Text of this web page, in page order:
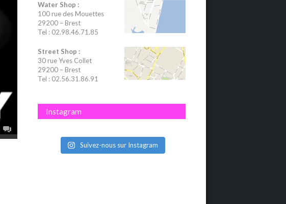
Water Shop :
100 rue des Mouettes
29200 – Brest
Tel : 02.98.46.71.85
Street Shop :
30 rue Yves Collet
29200 – Brest
Tel : 02.56.31.86.91
Instagram
Suivez-nous sur Instagram